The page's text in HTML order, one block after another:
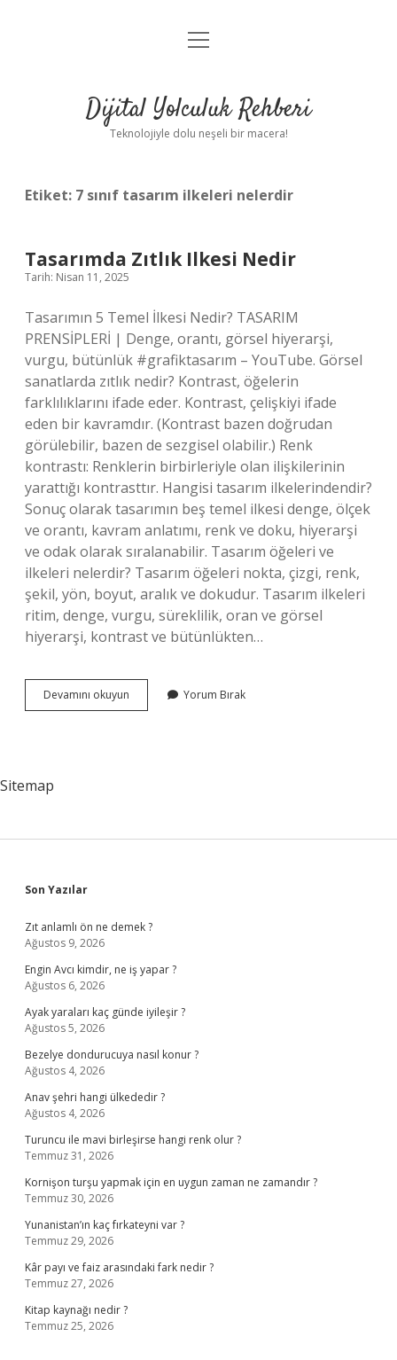
Anasayfa
Yasal Uyarı
menüyü
Dijital Yolculuk Rehberi
Teknolojiyle dolu neşeli bir macera!
Etiket: 7 sınıf tasarım ilkeleri nelerdir
Tasarımda Zıtlık Ilkesi Nedir
Tarih: Nisan 11, 2025
Tasarımın 5 Temel İlkesi Nedir? TASARIM
PRENSİPLERİ | Denge, orantı, görsel hiyerarşi,
vurgu, bütünlük #grafiktasarım – YouTube. Görsel
sanatlarda zıtlık nedir? Kontrast, öğelerin
farklılıklarını ifade eder. Kontrast, çelişkiyi ifade
eden bir kavramdır. (Kontrast bazen doğrudan
görülebilir, bazen de sezgisel olabilir.) Renk
kontrastı: Renklerin birbirleriyle olan ilişkilerinin
yarattığı kontrasttır. Hangisi tasarım ilkelerindendir?
Sonuç olarak tasarımın beş temel ilkesi denge, ölçek
ve orantı, kavram anlatımı, renk ve doku, hiyerarşi
ve odak olarak sıralanabilir. Tasarım öğeleri ve
ilkeleri nelerdir? Tasarım öğeleri nokta, çizgi, renk,
şekil, yön, boyut, aralık ve dokudur. Tasarım ilkeleri
ritim, denge, vurgu, süreklilik, oran ve görsel
hiyerarşi, kontrast ve bütünlükten…
Devamını okuyun Tasarımda
Zıtlık
Yorum Bırak
Sitemap
Sidebar
Son Yazılar
Zıt anlamlı ön ne demek ?
Ağustos 9, 2026
Engin Avcı kimdir, ne iş yapar ?
Ağustos 6, 2026
Ayak yaraları kaç günde iyileşir ?
Ağustos 5, 2026
Bezelye dondurucuya nasıl konur ?
Ağustos 4, 2026
Anav şehri hangi ülkededir ?
Ağustos 4, 2026
Turuncu ile mavi birleşirse hangi renk olur ?
Temmuz 31, 2026
Kornişon turşu yapmak için en uygun zaman ne zamandır ?
Temmuz 30, 2026
Yunanistan’ın kaç fırkateyni var ?
Temmuz 29, 2026
Kâr payı ve faiz arasındaki fark nedir ?
Temmuz 27, 2026
Kitap kaynağı nedir ?
Temmuz 25, 2026